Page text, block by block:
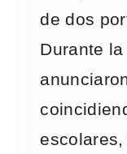
de dos
Durante